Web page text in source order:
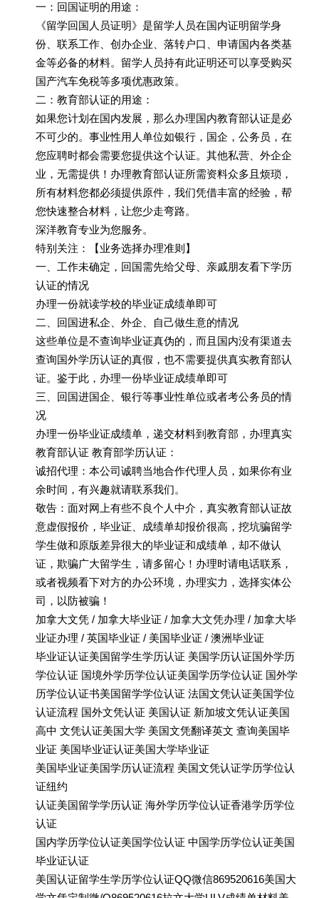
一：回国证明的用途：
《留学回国人员证明》是留学人员在国内证明留学身
份、联系工作、创办企业、落转户口、申请国内各类基
金等必备的材料。留学人员持有此证明还可以享受购买
国产汽车免税等多项优惠政策。
二：教育部认证的用途：
如果您计划在国内发展，那么办理国内教育部认证是必
不可少的。事业性用人单位如银行，国企，公务员，在
您应聘时都会需要您提供这个认证。其他私营、外企企
业，无需提供！办理教育部认证所需资料众多且烦琐，
所有材料您都必须提供原件，我们凭借丰富的经验，帮
您快速整合材料，让您少走弯路。
深洋教育专业为您服务。
特别关注：【业务选择办理准则】
一、工作未确定，回国需先给父母、亲戚朋友看下学历
认证的情况
办理一份就读学校的毕业证成绩单即可
二、回国进私企、外企、自己做生意的情况
这些单位是不查询毕业证真伪的，而且国内没有渠道去
查询国外学历认证的真假，也不需要提供真实教育部认
证。鉴于此，办理一份毕业证成绩单即可
三、回国进国企、银行等事业性单位或者考公务员的情
况
办理一份毕业证成绩单，递交材料到教育部，办理真实
教育部认证 教育部学历认证：
诚招代理：本公司诚聘当地合作代理人员，如果你有业
余时间，有兴趣就请联系我们。
敬告：面对网上有些不良个人中介，真实教育部认证故
意虚假报价，毕业证、成绩单却报价很高，挖坑骗留学
学生做和原版差异很大的毕业证和成绩单，却不做认
证，欺骗广大留学生，请多留心！办理时请电话联系，
或者视频看下对方的办公环境，办理实力，选择实体公
司，以防被骗！
加拿大文凭 / 加拿大毕业证 / 加拿大文凭办理 / 加拿大毕
业证办理 / 英国毕业证 / 美国毕业证 / 澳洲毕业证
毕业证认证美国留学生学历认证 美国学历认证国外学历
学位认证 国境外学历学位认证美国学历学位认证 国外学
历学位认证书美国留学学位认证 法国文凭认证美国学位
认证流程 国外文凭认证 美国认证 新加坡文凭认证美国
高中 文凭认证美国大学 美国文凭翻译英文 查询美国毕
业证 美国毕业证认证美国大学毕业证
美国毕业证美国学历认证流程 美国文凭认证学历学位认
证纽约
认证美国留学学历认证 海外学历学位认证香港学历学位
认证
国内学历学位认证美国学位认证 中国学历学位认证美国
毕业证认证
美国认证留学生学历学位认证QQ微信869520616美国大